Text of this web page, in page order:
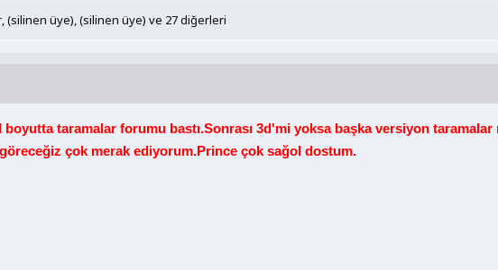
,(silinen üye),(silinen üye) ve 27 diğerleri
taramalar forumu bastı.Sonrası 3d'mi yoksa başka versiyon taramalar
çok merak ediyorum.Prince çok sağol dostum.